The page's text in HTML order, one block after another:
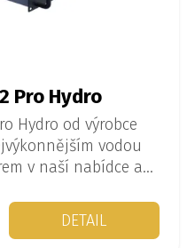
Pro Hydro
Hydro od výrobce
vodou
v naší nabídce a
DETAIL